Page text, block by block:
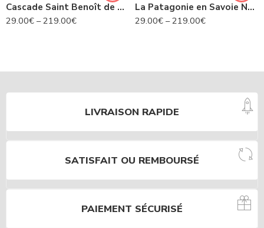
Cascade Saint Benoît de nuit- Avrieux N°424
29.00€ –219.00€
La Patagonie en Savoie N°435
29.00€ –219.00€
LIVRAISON RAPIDE
SATISFAIT OU REMBOURSÉ
PAIEMENT SÉCURISÉ